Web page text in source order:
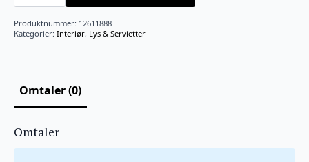
d1,2
cm,10
pkn.
antall
Produktnummer: 12611888
Kategorier: Interiør, Lys & Servietter
Omtaler (0)
Omtaler